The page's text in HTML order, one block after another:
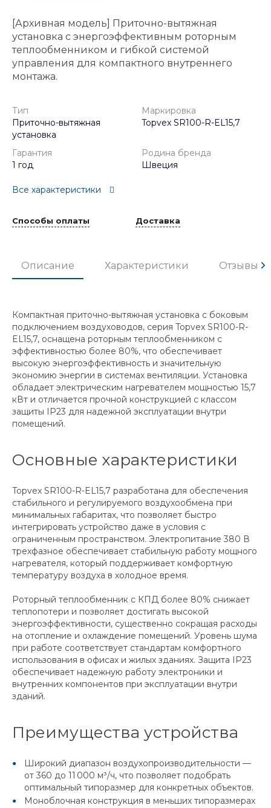
[Архивная модель] Приточно-вытяжная
установка с энергоэффективным роторным
теплообменником и гибкой системой
управления для компактного внутреннего
монтажа.
Тип
Приточно-вытяжная
установка
Маркировка
Topvex SR100-R-EL15,7
Гарантия
1 год
Родина бренда
Швеция
Все характеристики
Способы оплаты Доставка
Описание Характеристики Отзывы
Компактная приточно-вытяжная установка с боковым
подключением воздуховодов, серия Topvex SR100-R-
EL15,7, оснащена роторным теплообменником с
эффективностью более 80%, что обеспечивает
высокую энергоэффективность и значительную
экономию энергии в системах вентиляции. Установка
обладает электрическим нагревателем мощностью 15,7
кВт и отличается прочной конструкцией с классом
защиты IP23 для надежной эксплуатации внутри
помещений.
Основные характеристики
Topvex SR100-R-EL15,7 разработана для обеспечения
стабильного и регулируемого воздухообмена при
минимальных габаритах, что позволяет быстро
интегрировать устройство даже в условия с
ограниченным пространством. Электропитание 380 В
трехфазное обеспечивает стабильную работу мощного
нагревателя, который поддерживает комфортную
температуру воздуха в холодное время.
Роторный теплообменник с КПД более 80% снижает
теплопотери и позволяет достигать высокой
энергоэффективности, существенно сокращая расходы
на отопление и охлаждение помещений. Уровень шума
при работе соответствует стандартам комфортного
использования в офисах и жилых зданиях. Защита IP23
обеспечивает надежную работу электроники и
внутренних компонентов при эксплуатации внутри
зданий.
Преимущества устройства
Широкий диапазон воздухопроизводительности —
от 360 до 11 000 м³/ч, что позволяет подобрать
оптимальный типоразмер для конкретных объектов.
Моноблочная конструкция в меньших типоразмерах